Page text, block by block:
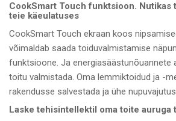
CookSmart Touch funktsioon. Nutikas
teie käeulatuses
CookSmart Touch ekraan koos
võimaldab saada toiduvalmistamise
funktsioone. Ja energiasäästunõuannete
toitu valmistada. Oma lemmiktoidud ja -
rakendusse salvestada ja ühe
Laske tehisintellektil oma toite auruga